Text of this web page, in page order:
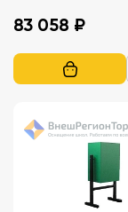
83 058 ₽